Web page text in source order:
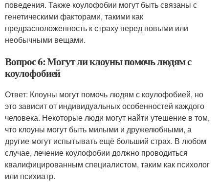
поведения. Также коулофобии могут быть связаны с
генетическими факторами, такими как
предрасположенность к страху перед новыми или
необычными вещами.
Вопрос 6: Могут ли клоуны помочь людям с
коулофобией
Ответ: Клоуны могут помочь людям с коулофобией, но
это зависит от индивидуальных особенностей каждого
человека. Некоторые люди могут найти утешение в том,
что клоуны могут быть милыми и дружелюбными, а
другие могут испытывать ещё больший страх. В любом
случае, лечение коулофобии должно проводиться
квалифицированным специалистом, таким как психолог
или психиатр.